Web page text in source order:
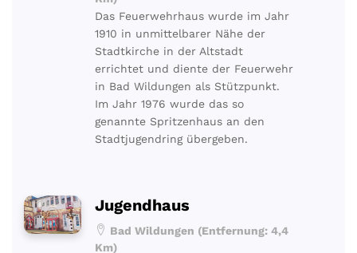
Das Feuerwehrhaus wurde im Jahr
1910 in unmittelbarer Nähe der
Stadtkirche in der Altstadt
errichtet und diente der Feuerwehr
in Bad Wildungen als Stützpunkt.
Im Jahr 1976 wurde das so
genannte Spritzenhaus an den
Stadtjugendring übergeben.
Jugendhaus
Bad Wildungen (Entfernung: 4,4
Km)